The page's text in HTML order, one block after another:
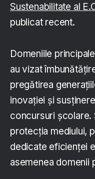
Sustenabilitate al
publicat recent.
Domeniile
au vizat
pregătirea
inovației și
concursuri școlare.
protecția mediului,
dedicate eficienței
asemenea domenii